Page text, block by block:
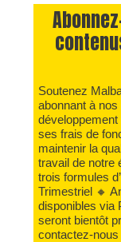
Soutenez
abonnant à
ses frais de
maintenir la
travail de notre
trois formules
Trimestriel 🔸
disponibles via
seront bientôt
contactez-nous